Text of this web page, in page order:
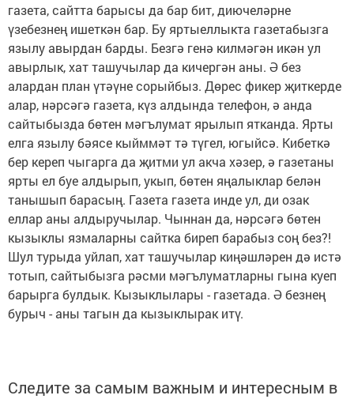
газета, сайтта барысы да бар бит, диючеләрне
үзебезнең ишеткән бар. Бу яртыеллыкта газетабызга
язылу авырдан барды. Безгә генә килмәгән икән ул
авырлык, хат ташучылар да кичергән аны. Ә без
алардан план үтәүне сорыйбыз. Дөрес фикер җиткерде
алар, нәрсәгә газета, күз алдында телефон, ә анда
сайтыбызда бөтен мәгълумат ярылып ятканда. Ярты
елга язылу бәясе кыйммәт тә түгел, югыйсә. Кибеткә
бер кереп чыгарга да җитми ул акча хәзер, ә газетаны
ярты ел буе алдырып, укып, бөтен яңалыклар белән
танышып барасың. Газета газета инде ул, ди озак
еллар аны алдыручылар. Чыннан да, нәрсәгә бөтен
кызыклы язмаларны сайтка биреп барабыз соң без?!
Шул турыда уйлап, хат ташучылар киңәшләрен дә истә
тотып, сайтыбызга рәсми мәгълуматларны гына куеп
барырга булдык. Кызыклылары - газетада. Ә безнең
бурыч - аны тагын да кызыклырак итү.
Следите за самым важным и интересным в